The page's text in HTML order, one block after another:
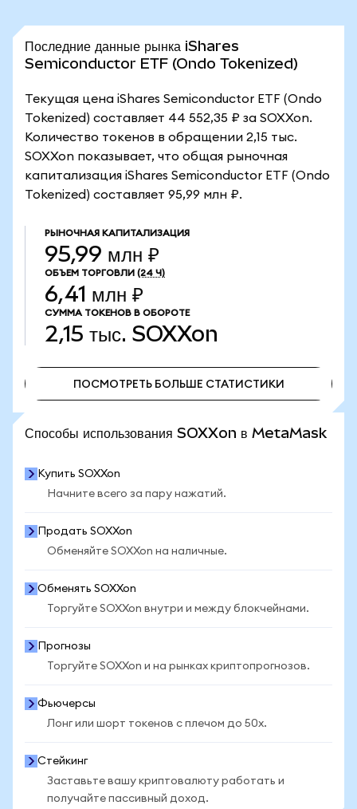
Последние данные рынка iShares
Semiconductor ETF (Ondo Tokenized)
Текущая цена iShares Semiconductor ETF (Ondo
Tokenized) составляет 44 552,35 ₽ за SOXXon.
Количество токенов в обращении 2,15 тыс.
SOXXon показывает, что общая рыночная
капитализация iShares Semiconductor ETF (Ondo
Tokenized) составляет 95,99 млн ₽.
РЫНОЧНАЯ КАПИТАЛИЗАЦИЯ
95,99 млн ₽
ОБЪЕМ ТОРГОВЛИ (24 Ч)
6,41 млн ₽
СУММА ТОКЕНОВ В ОБОРОТЕ
2,15 тыс. SOXXon
ПОСМОТРЕТЬ БОЛЬШЕ СТАТИСТИКИ
Способы использования SOXXon в MetaMask
Купить SOXXon
Начните всего за пару нажатий.
Продать SOXXon
Обменяйте SOXXon на наличные.
Обменять SOXXon
Торгуйте SOXXon внутри и между блокчейнами.
Прогнозы
Торгуйте SOXXon и на рынках криптопрогнозов.
Фьючерсы
Лонг или шорт токенов с плечом до 50x.
Стейкинг
Заставьте вашу криптовалюту работать и
получайте пассивный доход.